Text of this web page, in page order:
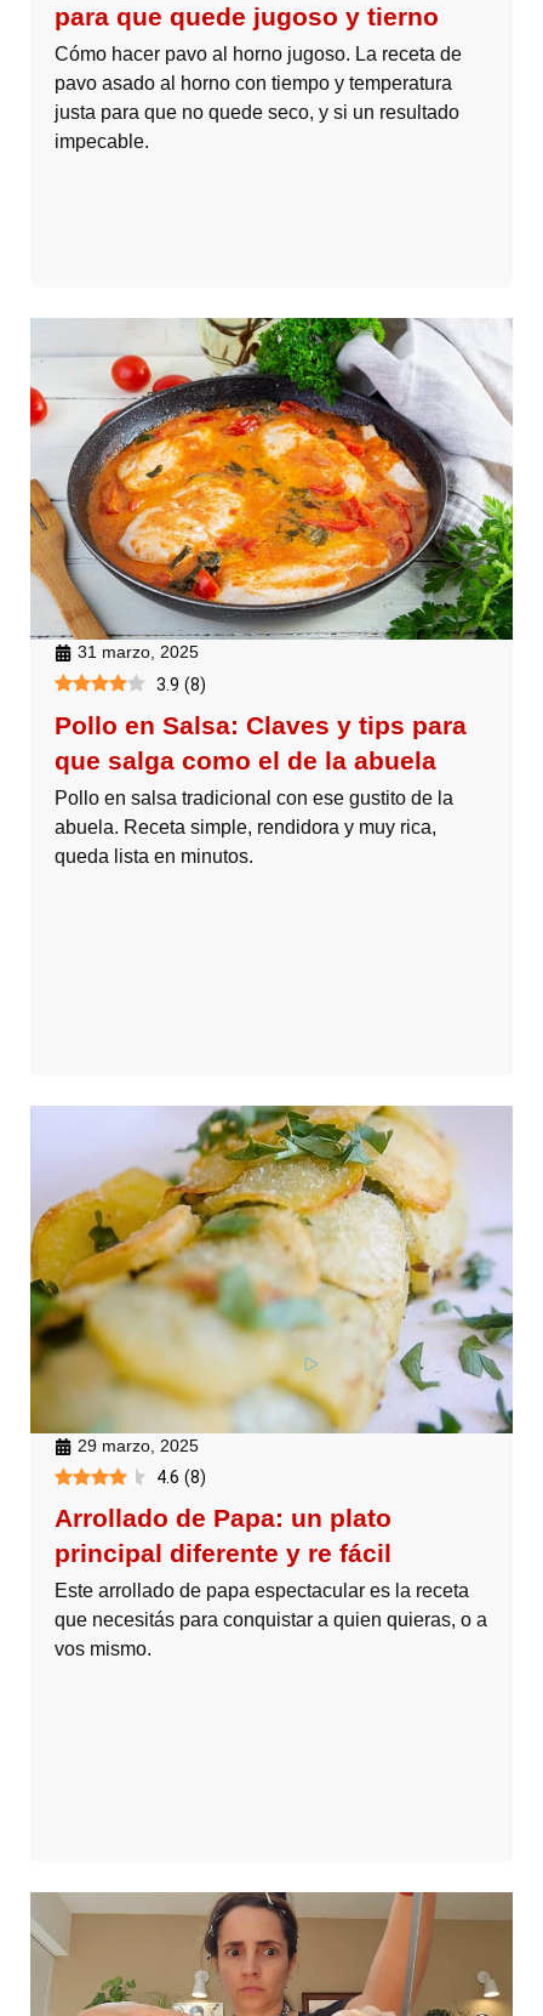
para que quede jugoso y tierno
Cómo hacer pavo al horno jugoso. La receta de
pavo asado al horno con tiempo y temperatura
justa para que no quede seco, y si un resultado
impecable.
31 marzo, 2025
3.9 (8)
Pollo en Salsa: Claves y tips para
que salga como el de la abuela
Pollo en salsa tradicional con ese gustito de la
abuela. Receta simple, rendidora y muy rica,
queda lista en minutos.
29 marzo, 2025
4.6 (8)
Arrollado de Papa: un plato
principal diferente y re fácil
Este arrollado de papa espectacular es la receta
que necesitás para conquistar a quien quieras, o a
vos mismo.